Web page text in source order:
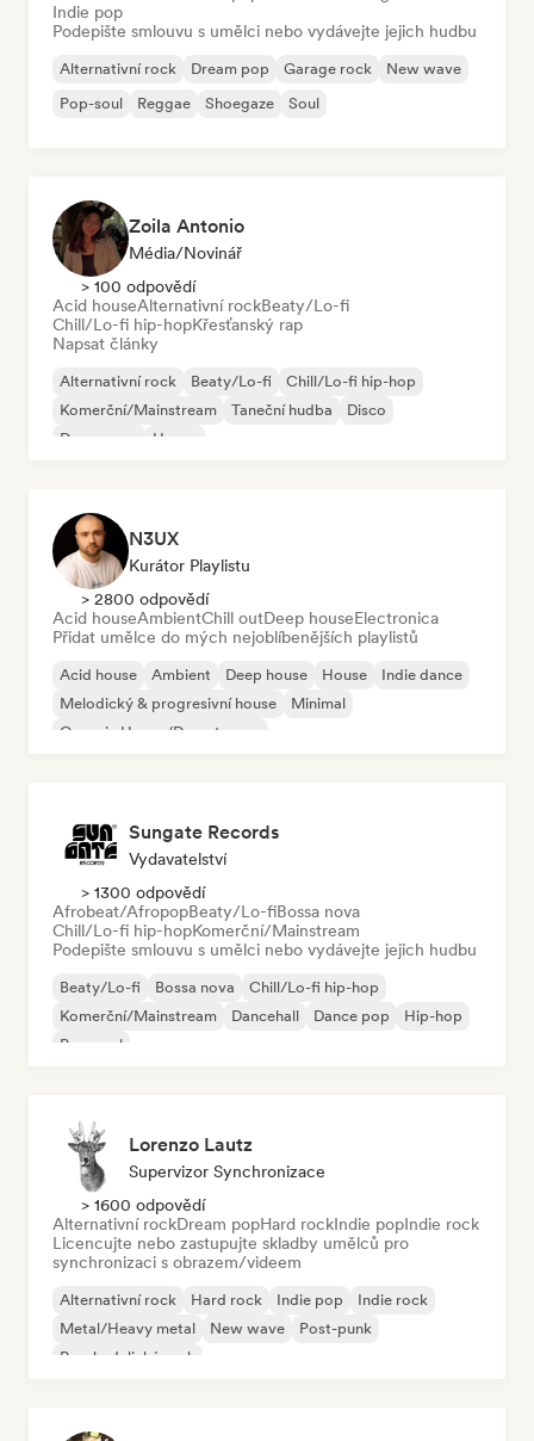
Indie pop
Podepište smlouvu s umělci nebo vydávejte jejich hudbu
Alternativní rock Dream pop Garage rock
New wave
Pop-soul
Reggae Shoegaze Soul
Zoila Antonio
Média/novinář
> 100 odpovědí
Acid houseAlternativní rockBeaty/Lo-fi
Chill/Lo-fi hip-hopKřesťanský rap
Napsat články
Alternativní rock Beaty/Lo-fi
Chill/Lo-fi hip-hop
Komerční/Mainstream
Taneční hudba
Disco
Dream pop
House
N3UX
Kurátor Playlistu
> 2800 odpovědí
Acid houseAmbientChill outDeep houseElectronica
Přidat umělce do mých nejoblíbenějších playlistů
Acid house Ambient Deep house House
Indie dance
Melodický & progresivní house
Minimal
Organic House/Downtempo
Sungate Records
Vydavatelství
> 1300 odpovědí
Afrobeat/AfropopBeaty/Lo-fiBossa nova
Chill/Lo-fi hip-hopKomerční/Mainstream
Podepište smlouvu s umělci nebo vydávejte jejich hudbu
Beaty/Lo-fi Bossa nova
Chill/Lo-fi hip-hop
Komerční/Mainstream
Dancehall Dance pop
Hip-hop
Pop-soul
Lorenzo Lautz
Supervizor Synchronizace
> 1600 odpovědí
Alternativní rockDream popHard rockIndie popIndie rock
Licencujte nebo zastupujte skladby umělců pro
synchronizaci s obrazem/videem
Alternativní rock Hard rock Indie pop
Indie rock
Metal/Heavy metal
New wave
Post-punk
Psychedelický rock